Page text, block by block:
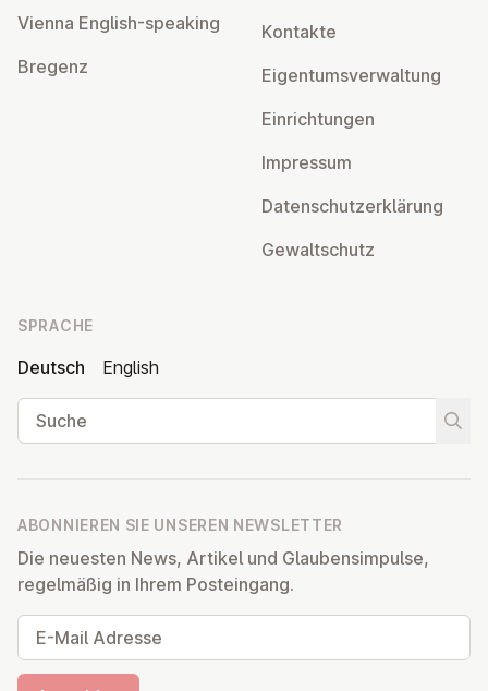
Vienna English-speaking
Bregenz
Kontakte
Ei­gen­tums­ver­wal­tung
Ein­rich­tun­gen
Impressum
Da­ten­schutz­er­klä­rung
Ge­walt­schutz
SPRACHE
Deutsch
English
Suche
ABONNIEREN SIE UNSEREN NEWSLETTER
Die neuesten News, Artikel und Glaubensimpulse,
regelmäßig in Ihrem Posteingang.
E-Mail Adresse